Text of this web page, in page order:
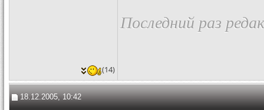
Последний раз
(14)
18.12.2005, 10:42